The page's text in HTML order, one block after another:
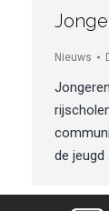
Nieuws
de jeugd